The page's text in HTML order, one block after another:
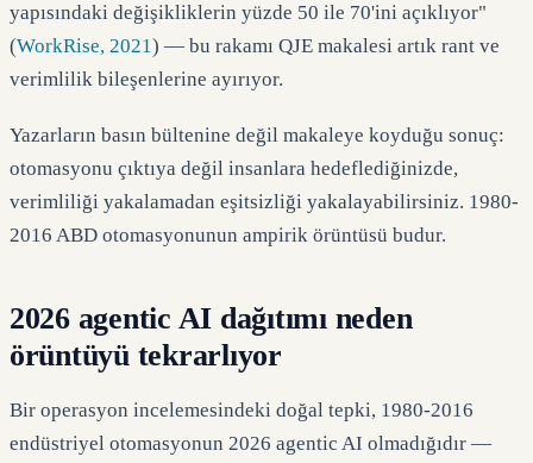
yapısındaki değişikliklerin yüzde 50 ile 70'ini açıklıyor"
(WorkRise, 2021) — bu rakamı QJE makalesi artık rant ve
verimlilik bileşenlerine ayırıyor.
Yazarların basın bültenine değil makaleye koyduğu sonuç:
otomasyonu çıktıya değil insanlara hedeflediğinizde,
verimliliği yakalamadan eşitsizliği yakalayabilirsiniz. 1980-
2016 ABD otomasyonunun ampirik örüntüsü budur.
2026 agentic AI dağıtımı neden
örüntüyü tekrarlıyor
Bir operasyon incelemesindeki doğal tepki, 1980-2016
endüstriyel otomasyonun 2026 agentic AI olmadığıdır —